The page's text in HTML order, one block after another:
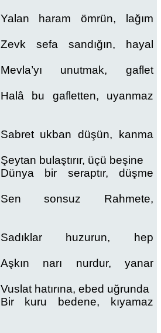
Yalan haram ömrün, lağım
Zevk sefa sandığın, hayal
Mevla’yı unutmak, gaflet
Halâ bu gafletten, uyanmaz
Sabret ukban düşün, kanma
Şeytan bulaştırır, üçü beşine
Dünya bir seraptır, düşme
Sen sonsuz Rahmete,
Sadıklar huzurun, hep
Aşkın narı nurdur, yanar
Vuslat hatırına, ebed uğrunda
Bir kuru bedene, kıyamaz